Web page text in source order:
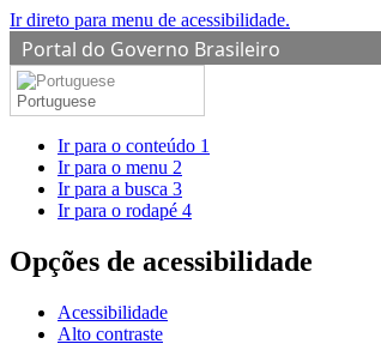
Ir direto para menu de acessibilidade.
Portal do Governo Brasileiro
Portuguese
Ir para o conteúdo 1
Ir para o menu 2
Ir para a busca 3
Ir para o rodapé 4
Opções de acessibilidade
Acessibilidade
Alto contraste